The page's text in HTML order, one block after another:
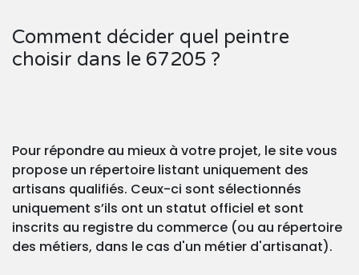
Comment décider quel peintre
choisir dans le 67205 ?
Pour répondre au mieux à votre projet, le site vous
propose un répertoire listant uniquement des
artisans qualifiés. Ceux-ci sont sélectionnés
uniquement s’ils ont un statut officiel et sont
inscrits au registre du commerce (ou au répertoire
des métiers, dans le cas d'un métier d'artisanat).